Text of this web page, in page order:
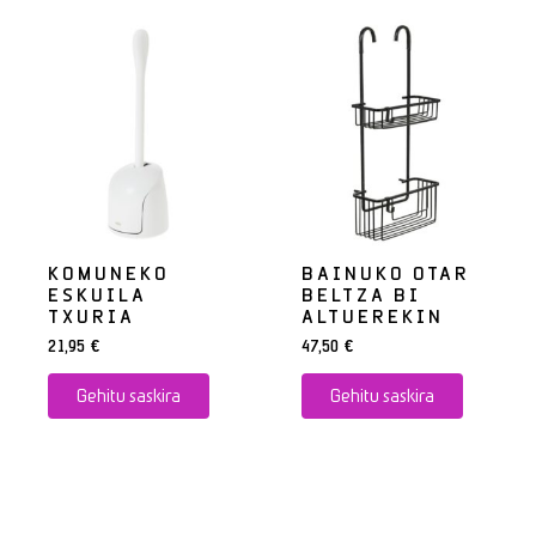
KOMUNEKO
ESKUILA
TXURIA
21,95 €
Gehitu saskira
BAINUKO OTAR
BELTZA BI
ALTUEREKIN
47,50 €
Gehitu saskira